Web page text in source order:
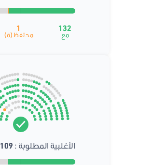
132
مع
1
محتفظ(ة)
الأغلبية المطلوبة : 109